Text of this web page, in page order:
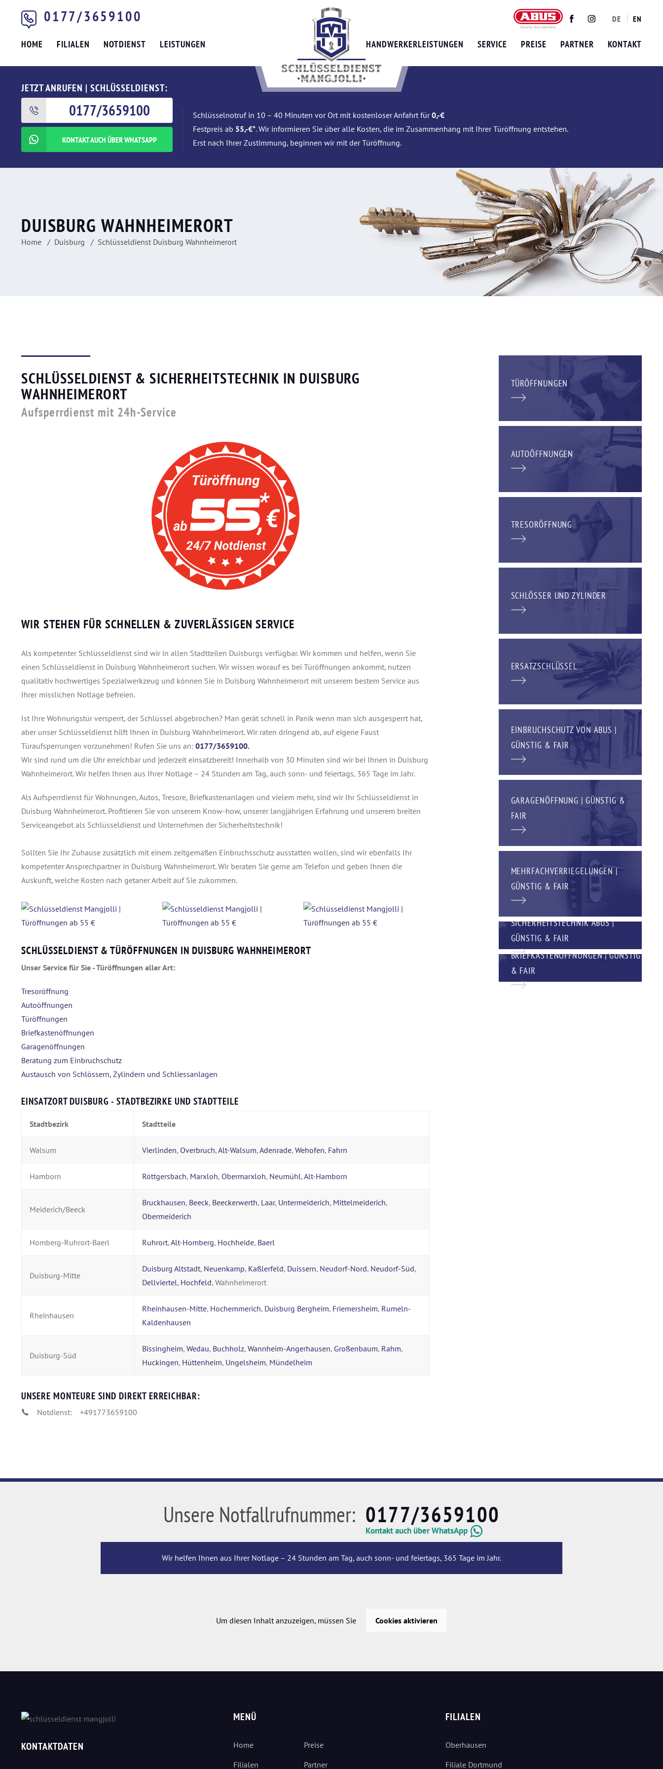
0177/3659100 TwitterFacebookInstagram
DE EN
HOME FILIALEN NOTDIENST LEISTUNGEN HANDWERKERLEISTUNGEN SERVICE PREISE PARTNER KONTAKT
JETZT ANRUFEN | SCHLÜSSELDIENST:
0177/3659100
KONTAKT AUCH ÜBER WHATSAPP
Schlüsselnotruf in 10 – 40 Minuten vor Ort mit kostenloser Anfahrt für0,-€
Festpreis ab 55,-€*. Wir informieren Sie über alle Kosten, die im Zusammenhang mit Ihrer Türöffnung entstehen.
Erst nach Ihrer Zustimmung, beginnen wir mit der Türöffnung.
DUISBURG WAHNHEIMERORT
Home Duisburg Schlüsseldienst Duisburg Wahnheimerort
SCHLÜSSELDIENST & SICHERHEITSTECHNIK IN DUISBURG
WAHNHEIMERORT
Aufsperrdienst mit 24h-Service
WIR STEHEN FÜR SCHNELLEN & ZUVERLÄSSIGEN SERVICE
Als kompetenter Schlüsseldienst sind wir in allen Stadtteilen Duisburgs verfügbar. Wir kommen und helfen, wenn Sie
einen Schlüsseldienst in Duisburg Wahnheimerort suchen. Wir wissen worauf es bei Türöffnungen ankommt, nutzen
qualitativ hochwertiges Spezialwerkzeug und können Sie in Duisburg Wahnheimerort mit unserem bestem Service aus
Ihrer misslichen Notlage befreien.
Ist Ihre Wohnungstür versperrt, der Schlüssel abgebrochen? Man gerät schnell in Panik wenn man sich ausgesperrt hat,
aber unser Schlüsseldienst hilft Ihnen in Duisburg Wahnheimerort. Wir raten dringend ab, auf eigene Faust
Türaufsperrungen vorzunehmen! Rufen Sie uns an: 0177/3659100.
Wir sind rund um die Uhr erreichbar und jederzeit einsatzbereit! Innerhalb von 30 Minuten sind wir bei Ihnen in Duisburg
Wahnheimerort. Wir helfen Ihnen aus Ihrer Notlage – 24 Stunden am Tag, auch sonn- und feiertags, 365 Tage im Jahr.
Als Aufsperrdienst für Wohnungen, Autos, Tresore, Briefkastenanlagen und vielem mehr, sind wir Ihr Schlüsseldienst in
Duisburg Wahnheimerort. Profitieren Sie von unserem Know-how, unserer langjährigen Erfahrung und unserem breiten
Serviceangebot als Schlüsseldienst und Unternehmen der Sicherheitstechnik!
Sollten Sie Ihr Zuhause zusätzlich mit einem zeitgemäßen Einbruchsschutz ausstatten wollen, sind wir ebenfalls Ihr
kompetenter Ansprechpartner in Duisburg Wahnheimerort. Wir beraten Sie gerne am Telefon und geben Ihnen die
Auskunft, welche Kosten nach getaner Arbeit auf Sie zukommen.
SCHLÜSSELDIENST & TÜRÖFFNUNGEN IN DUISBURG WAHNHEIMERORT
Unser Service für Sie - Türöffnungen aller Art:
Tresoröffnung
Autoöffnungen
Türöffnungen
Briefkastenöffnungen
Garagenöffnungen
Beratung zum Einbruchschutz
Austausch von Schlössern, Zylindern und Schliessanlagen
EINSATZORT DUISBURG - STADTBEZIRKE UND STADTTEILE
Stadtbezirk Stadtteile
Walsum Vierlinden, Overbruch,Alt-Walsum,Adenrade, Wehofen, Fahrn
Hamborn Röttgersbach, Marxloh, Obermarxloh, Neumühl,Alt-Hamborn
Meiderich/Beeck
Bruckhausen, Beeck, Beeckerwerth, Laar, Untermeiderich, Mittelmeiderich,
Obermeiderich
Homberg-Ruhrort-Baerl Ruhrort,Alt-Homberg, Hochheide, Baerl
Duisburg-Mitte
Duisburg Altstadt, Neuenkamp, Kaßlerfeld, Duissern, Neudorf-Nord, Neudorf-Süd,
Dellviertel, Hochfeld, Wahnheimerort
Rheinhausen
Rheinhausen-Mitte, Hochemmerich, Duisburg Bergheim, Friemersheim, Rumeln-
Kaldenhausen
Duisburg-Süd
Bissingheim, Wedau, Buchholz, Wannheim-Angerhausen, Großenbaum, Rahm,
Huckingen, Hüttenheim, Ungelsheim, Mündelheim
UNSERE MONTEURE SIND DIREKT ERREICHBAR:
Notdienst: +491773659100
TÜRÖFFNUNGEN
AUTOÖFFNUNGEN
TRESORÖFFNUNG
SCHLÖSSER UND ZYLINDER
ERSATZSCHLÜSSEL
EINBRUCHSCHUTZ VON ABUS |
GÜNSTIG & FAIR
GARAGENÖFFNUNG | GÜNSTIG &
FAIR
MEHRFACHVERRIEGELUNGEN |
GÜNSTIG & FAIR
SICHERHEITSTECHNIK ABUS |
GÜNSTIG & FAIR
BRIEFKASTENÖFFNUNGEN | GÜNSTIG
& FAIR
Unsere Notfallrufnummer: 0177/3659100
Kontakt auch über WhatsApp
Wir helfen Ihnen aus Ihrer Notlage – 24 Stunden am Tag, auch sonn- und feiertags, 365 Tage im Jahr.
Um diesen Inhalt anzuzeigen, müssen Sie Cookies aktivieren
KONTAKTDATEN
MENÜ
Home
Filialen
Preise
Partner
FILIALEN
Oberhausen
Filiale Dortmund